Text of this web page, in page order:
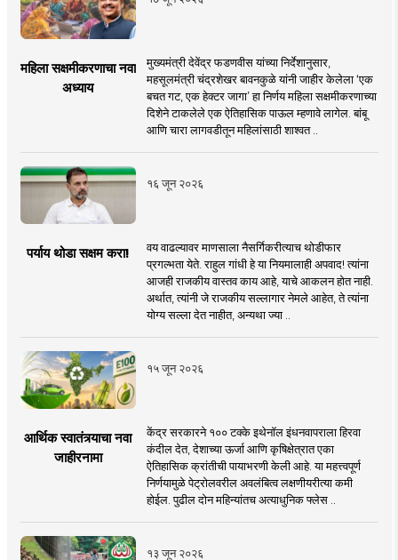
महिला सक्षमीकरणाचा नवा
अध्याय
मुख्यमंत्री देवेंद्र फडणवीस यांच्या निर्देशानुसार,
महसूलमंत्री चंद्रशेखर बावनकुळे यांनी जाहीर केलेला ‘एक
बचत गट, एक हेक्टर जागा’ हा निर्णय महिला सक्षमीकरणाच्या
दिशेने टाकलेले एक ऐतिहासिक पाऊल म्हणावे लागेल. बांबू
आणि चारा लागवडीतून महिलांसाठी शाश्वत ..
१६ जून २०२६
पर्याय थोडा सक्षम करा!
वय वाढल्यावर माणसाला नैसर्गिकरीत्याच थोडीफार
प्रगल्भता येते. राहुल गांधी हे या नियमालाही अपवाद! त्यांना
आजही राजकीय वास्तव काय आहे, याचे आकलन होत नाही.
अर्थात, त्यांनी जे राजकीय सल्लागार नेमले आहेत, ते त्यांना
योग्य सल्ला देत नाहीत, अन्यथा ज्या ..
१५ जून २०२६
आर्थिक स्वातंत्र्याचा नवा
जाहीरनामा
केंद्र सरकारने १०० टक्के इथेनॉल इंधनवापराला हिरवा
कंदील देत, देशाच्या ऊर्जा आणि कृषिक्षेत्रात एका
ऐतिहासिक क्रांतीची पायाभरणी केली आहे. या महत्त्वपूर्ण
निर्णयामुळे पेट्रोलवरील अवलंबित्व लक्षणीयरीत्या कमी
होईल. पुढील दोन महिन्यांतच अत्याधुनिक फ्लेस ..
१३ जून २०२६